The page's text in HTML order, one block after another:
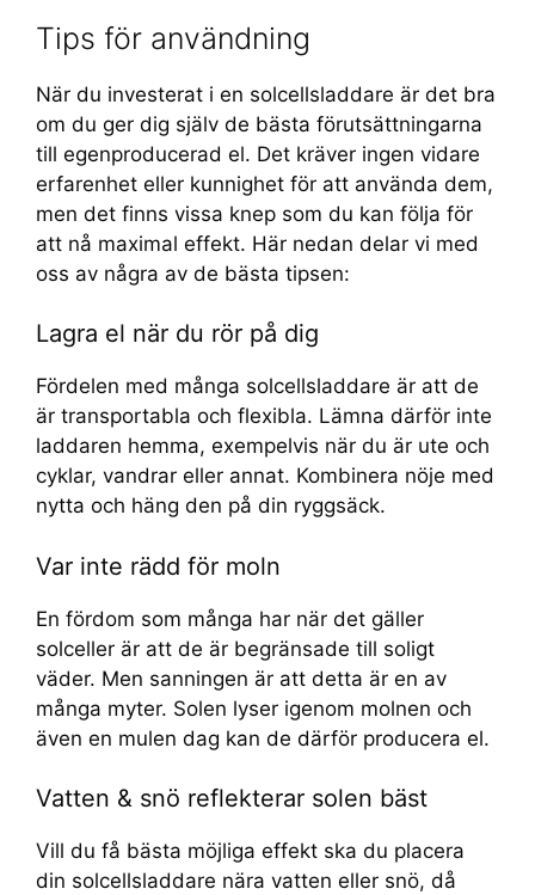
Tips för användning
När du investerat i en solcellsladdare är det bra
om du ger dig själv de bästa förutsättningarna
till egenproducerad el. Det kräver ingen vidare
erfarenhet eller kunnighet för att använda dem,
men det finns vissa knep som du kan följa för
att nå maximal effekt. Här nedan delar vi med
oss av några av de bästa tipsen:
Lagra el när du rör på dig
Fördelen med många solcellsladdare är att de
är transportabla och flexibla. Lämna därför inte
laddaren hemma, exempelvis när du är ute och
cyklar, vandrar eller annat. Kombinera nöje med
nytta och häng den på din ryggsäck.
Var inte rädd för moln
En fördom som många har när det gäller
solceller är att de är begränsade till soligt
väder. Men sanningen är att detta är en av
många myter. Solen lyser igenom molnen och
även en mulen dag kan de därför producera el.
Vatten & snö reflekterar solen bäst
Vill du få bästa möjliga effekt ska du placera
din solcellsladdare nära vatten eller snö, då